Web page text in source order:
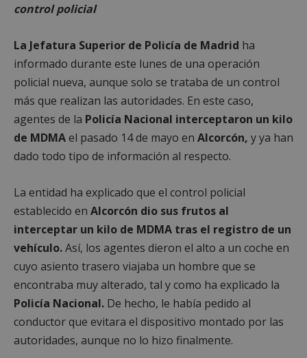
control policial
La Jefatura Superior de Policía de Madrid ha
informado durante este lunes de una operación
policial nueva, aunque solo se trataba de un control
más que realizan las autoridades. En este caso,
agentes de la Policía Nacional interceptaron un kilo
de MDMAel pasado 14 de mayo en Alcorcón, y ya han
dado todo tipo de información al respecto.
La entidad ha explicado que el control policial
establecido en Alcorcón dio sus frutos al
interceptar un kilo de MDMA tras el registro de un
vehículo.Así, los agentes dieron el alto a un coche en
cuyo asiento trasero viajaba un hombre que se
encontraba muy alterado, tal y como ha explicado la
Policía Nacional. De hecho, le había pedido al
conductor que evitara el dispositivo montado por las
autoridades, aunque no lo hizo finalmente.